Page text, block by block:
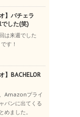
】バチェラ
した(笑)
は来週でした
す！
】BACHELOR
Amazonプライ
パンに出てくる
めました。